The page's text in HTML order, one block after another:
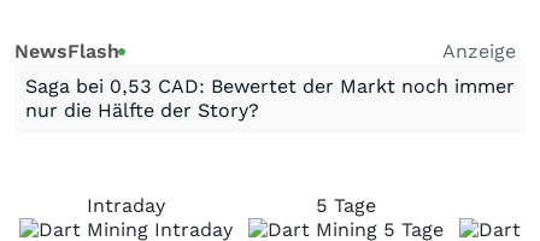
NewsFlash
Anzeige
Saga bei 0,53 CAD: Bewertet der Markt noch immer
nur die Hälfte der Story?
Intraday 5 Tage